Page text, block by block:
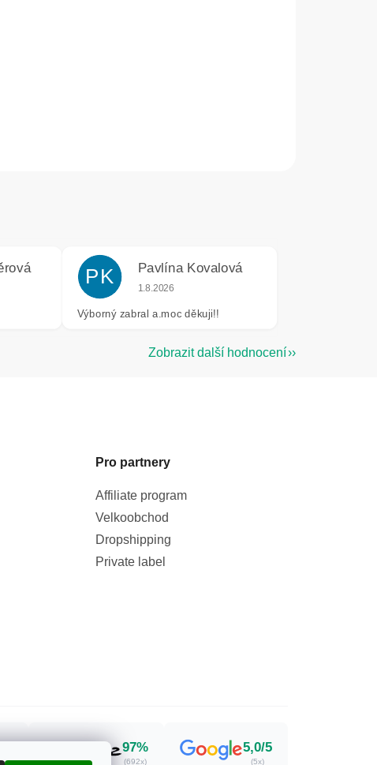
je 5 z 5 hvězdiček.
PK Pavlína Kovalová
Hodnocení obchodu je 5 z 5 hvězdiček.
1.8.2026
Výborný zabral a.moc děkuji!!
Zobrazit další hodnocení
Pro partnery
Affiliate program
Velkoobchod
Dropshipping
Private label
97%
(692x)
5,0/5
(5x)